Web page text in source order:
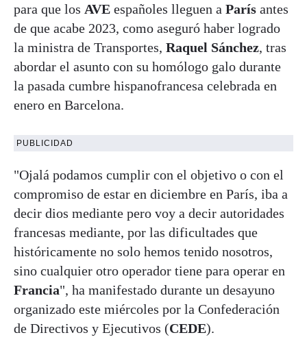
para que los AVE españoles lleguen a París antes
de que acabe 2023, como aseguró haber logrado
la ministra de Transportes, Raquel Sánchez, tras
abordar el asunto con su homólogo galo durante
la pasada cumbre hispanofrancesa celebrada en
enero en Barcelona.
PUBLICIDAD
"Ojalá podamos cumplir con el objetivo o con el
compromiso de estar en diciembre en París, iba a
decir dios mediante pero voy a decir autoridades
francesas mediante, por las dificultades que
históricamente no solo hemos tenido nosotros,
sino cualquier otro operador tiene para operar en
Francia", ha manifestado durante un desayuno
organizado este miércoles por la Confederación
de Directivos y Ejecutivos (CEDE).